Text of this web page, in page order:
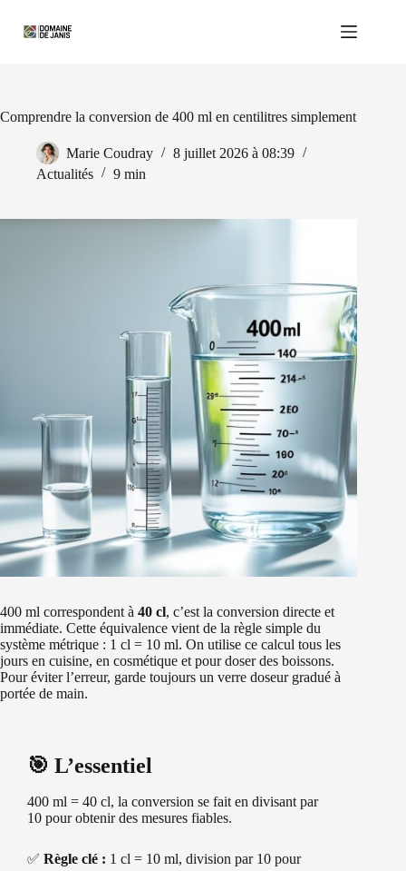
contenu
Comprendre la conversion de 400 ml en centilitres simplement
Marie Coudray
8 juillet 2026 à 08:39
Actualités
9 min
400 ml correspondent à 40 cl, c’est la conversion directe et
immédiate. Cette équivalence vient de la règle simple du
système métrique : 1 cl = 10 ml. On utilise ce calcul tous les
jours en cuisine, en cosmétique et pour doser des boissons.
Pour éviter l’erreur, garde toujours un verre doseur gradué à
portée de main.
🎯 L’essentiel
400 ml = 40 cl, la conversion se fait en divisant par
10 pour obtenir des mesures fiables.
✅ Règle clé : 1 cl = 10 ml, division par 10 pour